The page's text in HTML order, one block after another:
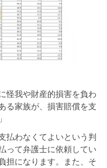
怪我や財産的損害を負わ
る家族が、損害賠償を支
払わなくてよいという判
って弁護士に依頼してい
担になります。また、そ